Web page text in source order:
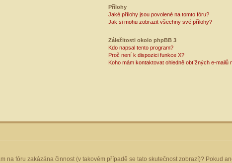
Přílohy
Jaké přílohy jsou povolené na tomto fóru?
Jak si mohu zobrazit všechny své přílohy?
Záležitosti okolo phpBB 3
Kdo napsal tento program?
Proč není k dispozici funkce X?
Koho mám kontaktovat ohledně obtížných e-
fóru zakázána činnost (v takovém případě se tato skutečnost zobrazí)? Pokud